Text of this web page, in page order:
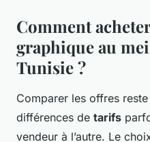
Comment
graphique au
Tunisie ?
Comparer les offres
différences de tarifs
vendeur à l’autre. Le